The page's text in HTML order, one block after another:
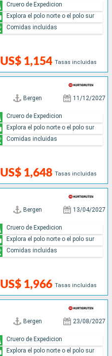
US$ 1,154 Tasas incluidas
Cruero de Expedicion
Explora el polo norte o el polo sur
Comidas incluidas
Bergen 11/12/2027
US$ 1,648 Tasas incluidas
Cruero de Expedicion
Explora el polo norte o el polo sur
Comidas incluidas
Bergen 13/04/2027
US$ 1,966 Tasas incluidas
Cruero de Expedicion
Explora el polo norte o el polo sur
Comidas incluidas
Bergen 23/08/2027
Cruero de Expedicion
Explora el polo norte o el polo sur